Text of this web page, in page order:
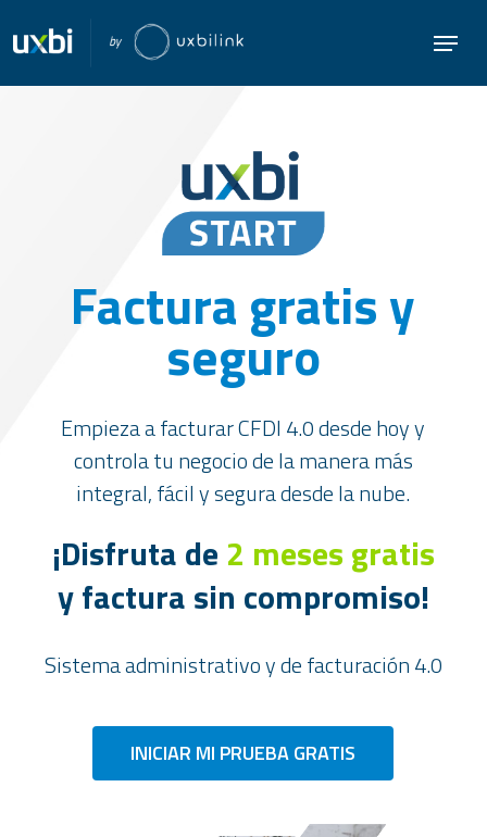
Menu
Factura gratis y
seguro
Empieza a facturar CFDI 4.0 desde hoy y
controla tu negocio de la manera más
integral, fácil y segura desde la nube.
¡Disfruta de 2 meses gratis
y factura sin compromiso!
Sistema administrativo y de facturación 4.0
INICIAR MI PRUEBA GRATIS